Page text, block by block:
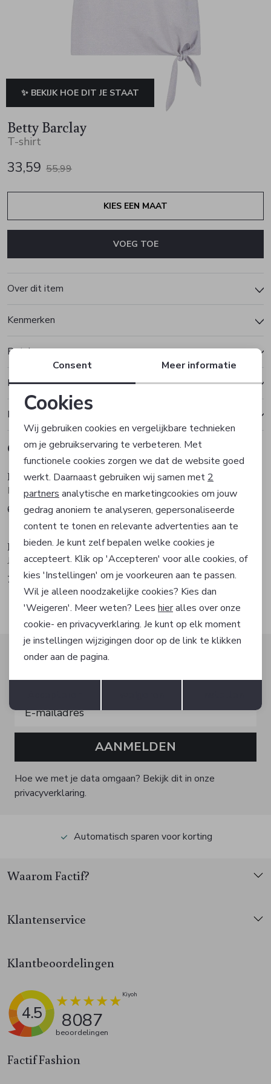
Truien en vesten
✨ BEKIJK HOE DIT JE STAAT
Betty Barclay
T-shirt
33,59 55,99
KIES EEN MAAT
VOEG TOE
Over dit item
Kenmerken
Betalen
Bezorgen of ophalen
Ruilen en retourneren
Gerelateerde producten
Sale
Betty Barclay
Blazer
65,99 109,99
Betty Barclay
Vest
65,99 109,99
Sale
Betty Barclay
Jasje
76,99 109,99
Betty Barclay
T-shirt
45,99
Altijd als eerste op de hoogte zijn?
AANMELDEN
Hoe we met je data omgaan? Bekijk dit in onze
privacyverklaring.
Automatisch sparen voor korting
Factif Fashion
Waarom Factif?
Klantenservice
Klantbeoordelingen
4.5 8087
beoordelingen
Personalisatie cookies
Analytische cookies
Marketing cookies
Terug Opslaan
Consent Meer informatie
Cookies
Wij gebruiken cookies en vergelijkbare technieken
om je gebruikservaring te verbeteren. Met
functionele cookies zorgen we dat de website goed
werkt. Daarnaast gebruiken wij samen met 2
partners analytische en marketingcookies om jouw
gedrag anoniem te analyseren, gepersonaliseerde
content te tonen en relevante advertenties aan te
bieden. Je kunt zelf bepalen welke cookies je
accepteert. Klik op 'Accepteren' voor alle cookies, of
kies 'Instellingen' om je voorkeuren aan te passen.
Wil je alleen noodzakelijke cookies? Kies dan
'Weigeren'. Meer weten? Lees hieralles over onze
cookie- en privacyverklaring. Je kunt op elk moment
je instellingen wijzigingen door op de link te klikken
onder aan de pagina.